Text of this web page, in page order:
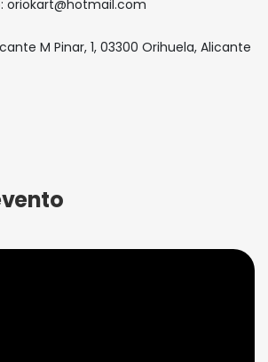
oriokart@hotmail.com
M Pinar, 1, 03300 Orihuela, Alicante